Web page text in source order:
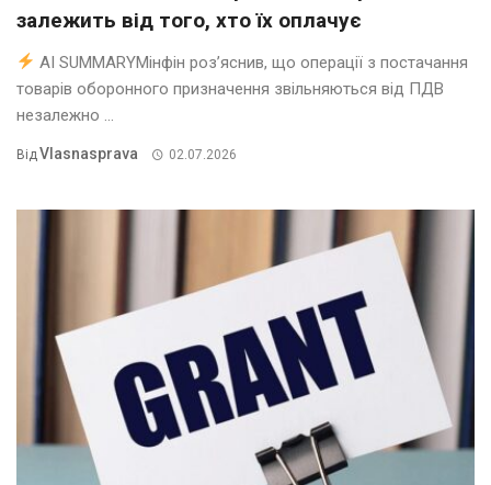
залежить від того, хто їх оплачує
AI SUMMARYМінфін роз’яснив, що операції з постачання
товарів оборонного призначення звільняються від ПДВ
незалежно ...
Від Vlasnasprava 02.07.2026